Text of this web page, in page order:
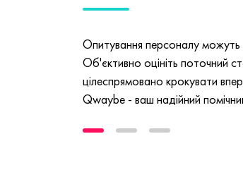
Опитування персоналу можуть
Об'єктивно оцініть поточний
цілеспрямовано крокувати
Qwaybe - ваш надійний